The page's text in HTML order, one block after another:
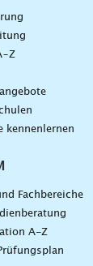
kennenlernen
Fachbereiche
A-Z